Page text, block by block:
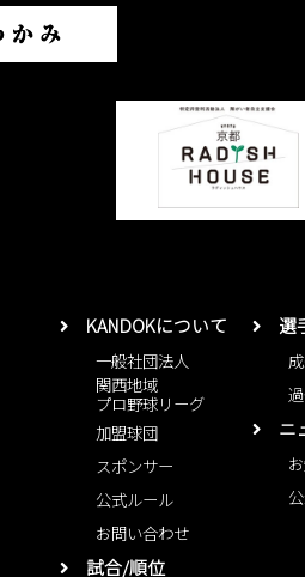
KANDOKについて
一般社団法人
関西地域
プロ野球リーグ
加盟球団
スポンサー
公式ルール
お問い合わせ
試合/順位
選
ニ